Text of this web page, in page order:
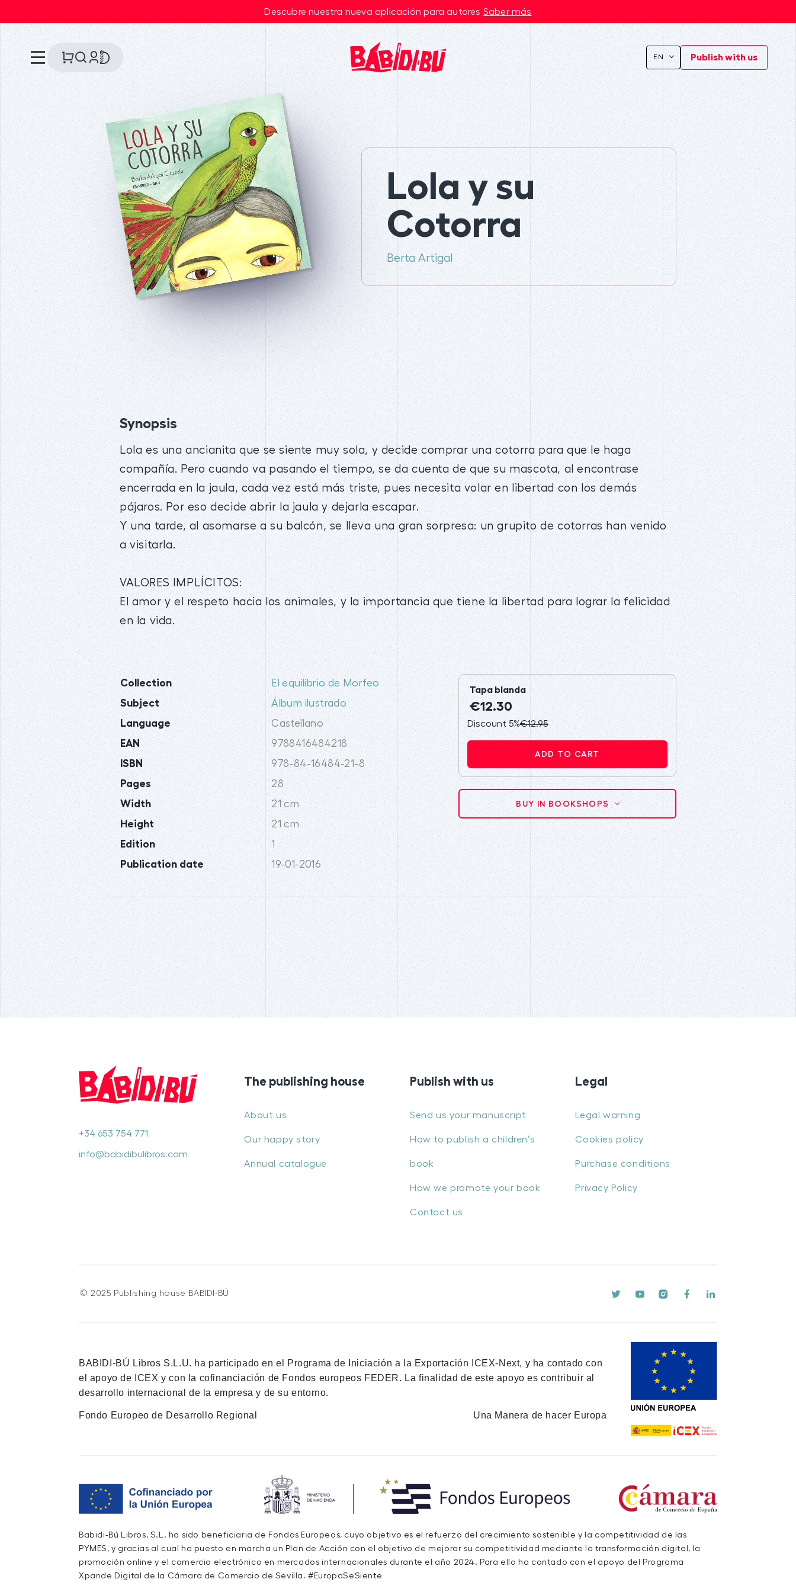
Descubre nuestra nueva aplicación para autores Saber más
EN Publish with us
Lola y su
Cotorra
Berta Artigal
Synopsis
Lola es una ancianita que se siente muy sola, y decide comprar una cotorra para que le haga
compañía. Pero cuando va pasando el tiempo, se da cuenta de que su mascota, al encontrase
encerrada en la jaula, cada vez está más triste, pues necesita volar en libertad con los demás
pájaros. Por eso decide abrir la jaula y dejarla escapar.
Y una tarde, al asomarse a su balcón, se lleva una gran sorpresa: un grupito de cotorras han venido
a visitarla.
VALORES IMPLÍCITOS:
El amor y el respeto hacia los animales, y la importancia que tiene la libertad para lograr la felicidad
en la vida.
Collection El equilibrio de Morfeo
Subject Álbum ilustrado
Language Castellano
EAN 9788416484218
ISBN 978-84-16484-21-8
Pages 28
Width 21 cm
Height 21 cm
Edition 1
Publication date 19-01-2016
Tapa blanda
€12.30
Discount 5%€12.95
ADD TO CART
BUY IN BOOKSHOPS
+34 653 754 771
info@babidibulibros.com
The publishing house
About us
Our happy story
Annual catalogue
Publish with us
Send us your manuscript
How to publish a children’s
book
How we promote your book
Contact us
Legal
Legal warning
Cookies policy
Purchase conditions
Privacy Policy
© 2025 Publishing house BABIDI-BÚ
BABIDI-BÚ Libros S.L.U. ha participado en el Programa de Iniciación a la Exportación ICEX-Next, y ha contado con
el apoyo de ICEX y con la cofinanciación de Fondos europeos FEDER. La finalidad de este apoyo es contribuir al
desarrollo internacional de la empresa y de su entorno.
Fondo Europeo de Desarrollo Regional Una Manera de hacer Europa
Babidi-Bú Libros, S.L. ha sido beneficiaria de Fondos Europeos, cuyo objetivo es el refuerzo del crecimiento sostenible y la competitividad de las
PYMES, y gracias al cual ha puesto en marcha un Plan de Acción con el objetivo de mejorar su competitividad mediante la transformación digital, la
promoción online y el comercio electrónico en mercados internacionales durante el año 2024. Para ello ha contado con el apoyo del Programa
Xpande Digital de la Cámara de Comercio de Sevilla. #EuropaSeSiente